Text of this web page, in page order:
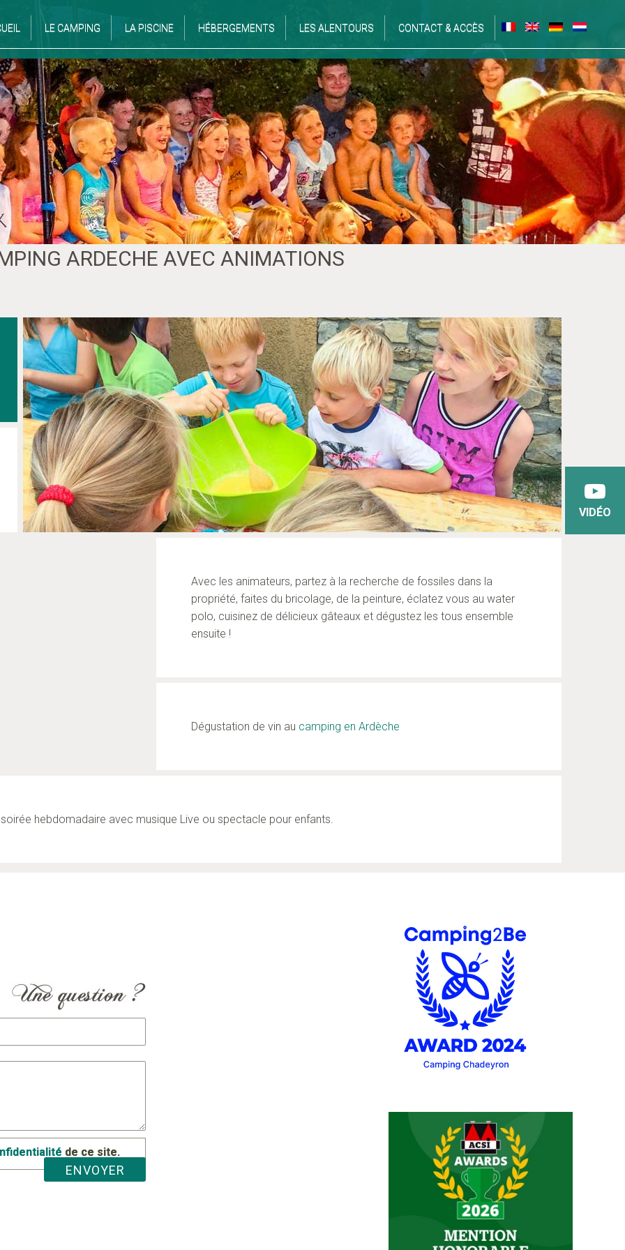
LE CAMPING LA PISCINE HÉBERGEMENTS LES ALENTOURS CONTACT & ACCÈS
ARDECHE AVEC ANIMATIONS
Avec les animateurs, partez à la recherche de fossiles dans la
propriété, faites du bricolage, de la peinture, éclatez vous au water
polo, cuisinez de délicieux gâteaux et dégustez les tous ensemble
ensuite !
Dégustation de vin au camping en Ardèche
hebdomadaire avec musique Live ou spectacle pour enfants.
de ce site.
VIDÉO